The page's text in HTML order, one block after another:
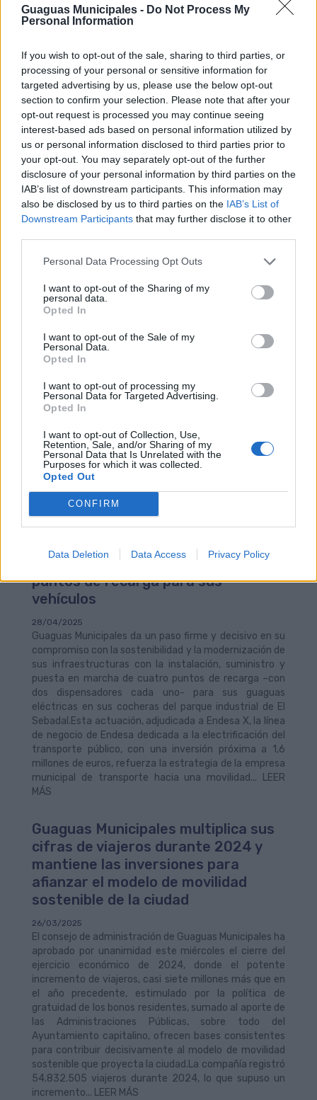
Guaguas Municipales - Do Not Process My
Personal Information
If you wish to opt-out of the sale, sharing to third parties, or
processing of your personal or sensitive information for
targeted advertising by us, please use the below opt-out
section to confirm your selection. Please note that after your
opt-out request is processed you may continue seeing
interest-based ads based on personal information utilized by
us or personal information disclosed to third parties prior to
your opt-out. You may separately opt-out of the further
disclosure of your personal information by third parties on the
IAB’s list of downstream participants. This information may
also be disclosed by us to third parties on the IAB’s List of
Downstream Participants that may further disclose it to other
Personal Data Processing Opt Outs
I want to opt-out of the Sharing of my
personal data.
Opted In
I want to opt-out of the Sale of my
Personal Data.
Opted In
I want to opt-out of processing my
Personal Data for Targeted Advertising.
Opted In
I want to opt-out of Collection, Use,
Retention, Sale, and/or Sharing of my
Personal Data that Is Unrelated with the
Purposes for which it was collected.
Opted Out
CONFIRM
Data Deletion Data Access Privacy Policy
normas de uso de Guaguas Municipales, que han sido
actualizadas recientemente, están disponibles en la
apartado Atención al Cliente.
Con esta iniciativa, Guaguas Municipales aspira a
valorar y reconocer el papel fundamental de sus
conductores, quienes influyen positivamente en la
información y el ambiente que se genera en el interior
de los vehículos, al tiempo que tiene como meta lograr
viajes más agradables para todos los clientes y, en
consecuencia, mejorar la imagen general de la
compañía municipal como un servicio público
comprometido con el bienestar en la movilidad
ciudadana.
Guaguas Municipales impulsa la
electrificación de su flota con la
instalación en cocheras de nuevos
puntos de recarga para sus
vehículos
28/04/2025
Guaguas Municipales da un paso firme y decisivo en su
compromiso con la sostenibilidad y la modernización de
sus infraestructuras con la instalación, suministro y
puesta en marcha de cuatro puntos de recarga –con
dos dispensadores cada uno- para sus guaguas
eléctricas en sus cocheras del parque industrial de El
Sebadal.Esta actuación, adjudicada a Endesa X, la línea
de negocio de Endesa dedicada a la electrificación del
transporte público, con una inversión próxima a 1,6
millones de euros, refuerza la estrategia de la empresa
municipal de transporte hacia una movilidad... LEER
MÁS
Guaguas Municipales multiplica sus
cifras de viajeros durante 2024 y
mantiene las inversiones para
afianzar el modelo de movilidad
sostenible de la ciudad
26/03/2025
El consejo de administración de Guaguas Municipales ha
aprobado por unanimidad este miércoles el cierre del
ejercicio económico de 2024, donde el potente
incremento de viajeros, casi siete millones más que en
el año precedente, estimulado por la política de
gratuidad de los bonos residentes, sumado al aporte de
las Administraciones Públicas, sobre todo del
Ayuntamiento capitalino, ofrecen bases consistentes
para contribuir decisivamente al modelo de movilidad
sostenible que proyecta la ciudad.La compañía registró
54.832.505 viajeros durante 2024, lo que supuso un
incremento... LEER MÁS